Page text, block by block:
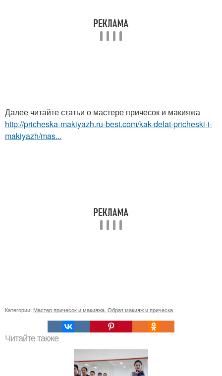
Далее читайте статьи о мастере причесок и макияжа
http://pricheska-makiyazh.ru-best.com/kak-delat-pricheski-i-
makiyazh/mas...
Категории: Мастер причесок и макияжа Образ макияж и прическа
Читайте также